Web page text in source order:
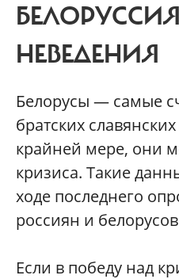
НЕВЕДЕНИЯ
Белорусы — самые
братских
крайней мере, они
кризиса. Такие
ходе последнего
россиян и
Если в победу над